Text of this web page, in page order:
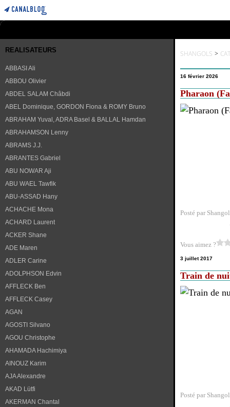
REALISATEURS
ABBASI Ali
ABBOU Olivier
ABDEL SALAM Châbdi
ABEL Dominique, GORDON Fiona & ROMY Bruno
ABRAHAM Yuval, ADRA Basel & BALLAL Hamdan
ABRAHAMSON Lenny
ABRAMS J.J.
ABRANTES Gabriel
ABU NOWAR Aji
ABU WAEL Tawfik
ABU-ASSAD Hany
ACHACHE Mona
ACHARD Laurent
ACKER Shane
ADE Maren
ADLER Carine
ADOLPHSON Edvin
AFFLECK Ben
AFFLECK Casey
AGAN
AGOSTI Silvano
AGOU Christophe
AHAMADA Hachimiya
AINOUZ Karim
AJA Alexandre
AKAD Lütfi
AKERMAN Chantal
SHANGOLS >
16 février 2026
Pharaon
Posté par
Vous aimez ?
3 juillet 2017
Train de
Posté par